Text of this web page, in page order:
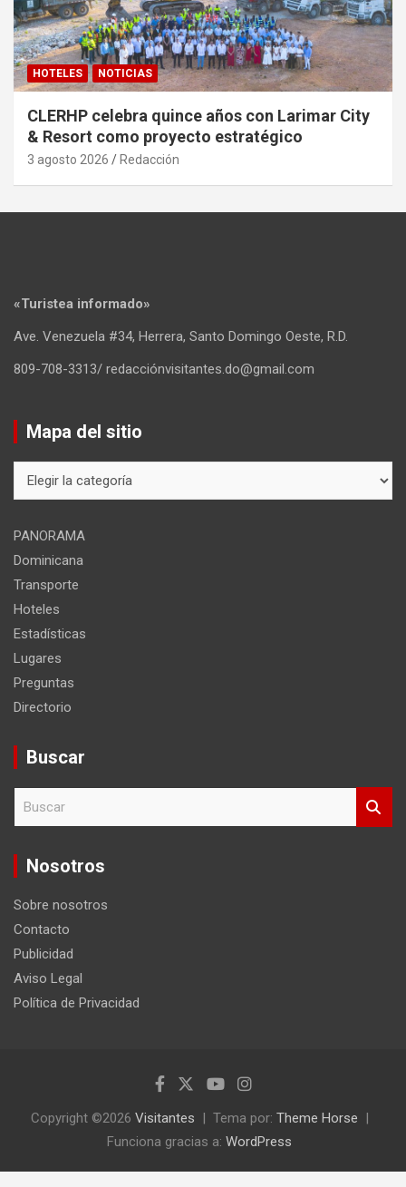
HOTELES NOTICIAS
CLERHP celebra quince años con Larimar City
& Resort como proyecto estratégico
3 agosto 2026 Redacción
«Turistea informado»
Ave. Venezuela #34, Herrera, Santo Domingo Oeste, R.D.
809-708-3313/ redacciónvisitantes.do@gmail.com
Mapa del sitio
del
PANORAMA
Dominicana
Transporte
Hoteles
Estadísticas
Lugares
Preguntas
Directorio
Buscar
c
Nosotros
Sobre nosotros
Contacto
Publicidad
Aviso Legal
Política de Privacidad
Copyright ©2026 Visitantes Tema por: Theme Horse
Funciona gracias a: WordPress